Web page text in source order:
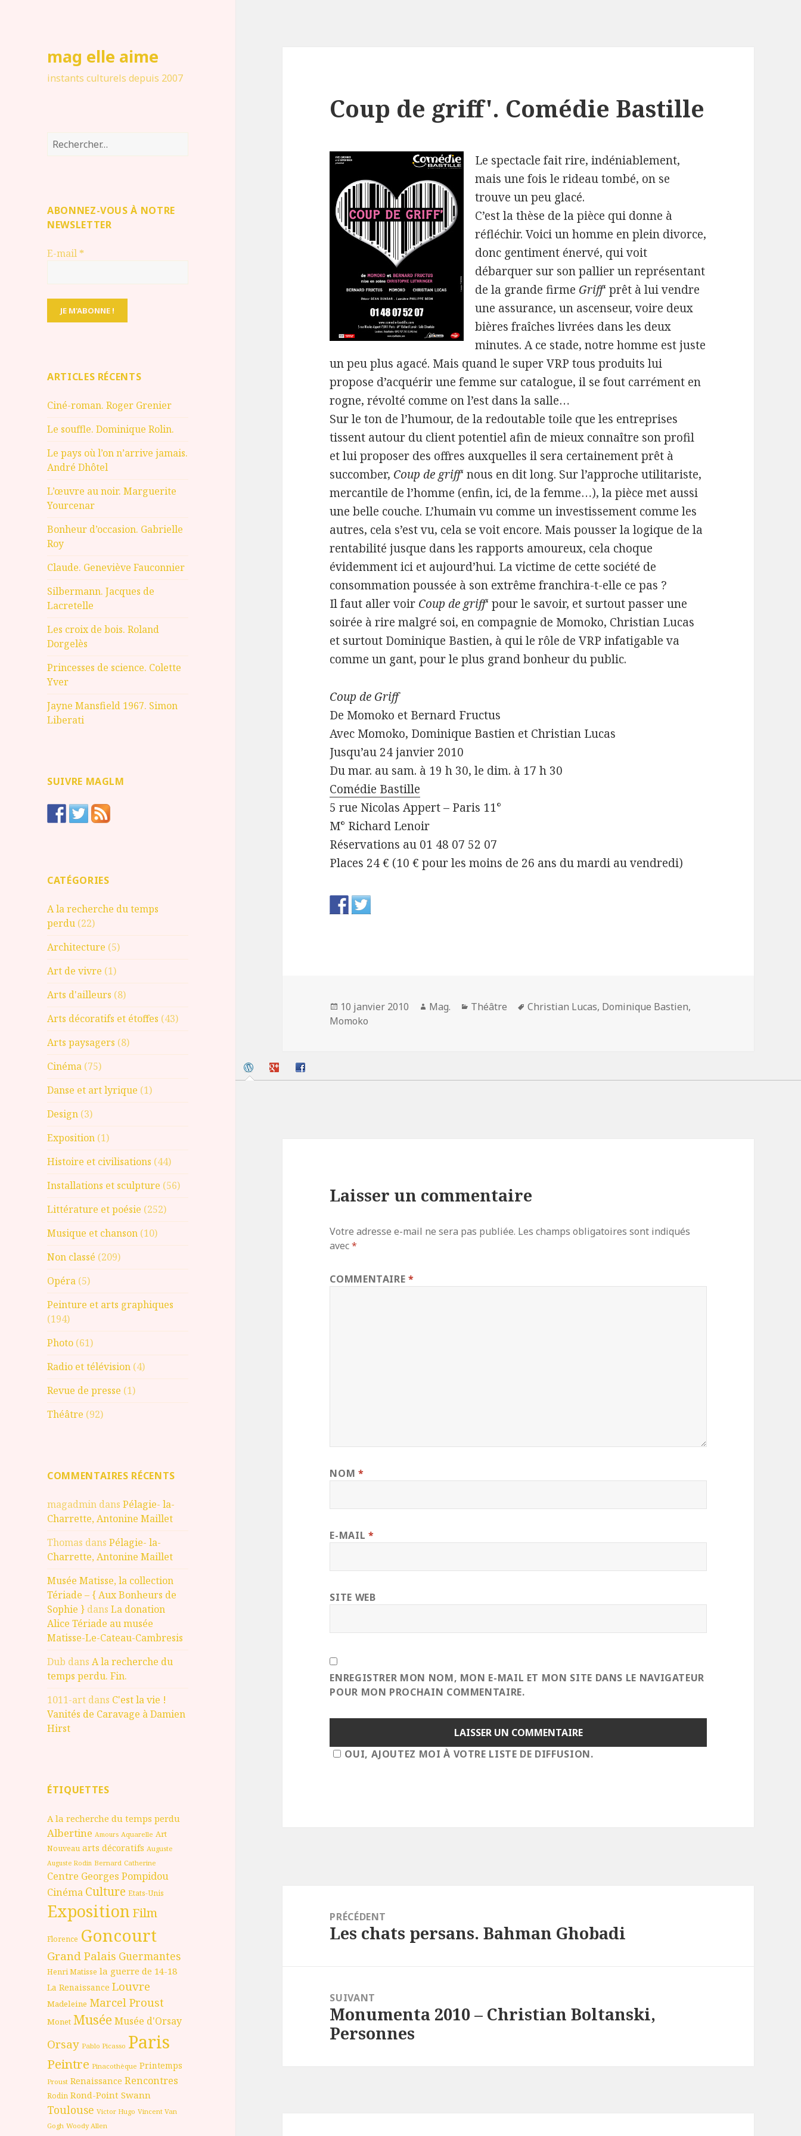
mag elle aime
instants culturels depuis 2007
Rechercher :
ABONNEZ-VOUS À NOTRE
NEWSLETTER
E-mail *
ARTICLES RÉCENTS
Ciné-roman. Roger Grenier
Le souffle. Dominique Rolin.
Le pays où l’on n’arrive jamais.
André Dhôtel
L’œuvre au noir. Marguerite
Yourcenar
Bonheur d’occasion. Gabrielle
Roy
Claude. Geneviève Fauconnier
Silbermann. Jacques de
Lacretelle
Les croix de bois. Roland
Dorgelès
Princesses de science. Colette
Yver
Jayne Mansfield 1967. Simon
Liberati
SUIVRE MAGLM
CATÉGORIES
A la recherche du temps
perdu (22)
Architecture (5)
Art de vivre (1)
Arts d'ailleurs (8)
Arts décoratifs et étoffes (43)
Arts paysagers (8)
Cinéma (75)
Danse et art lyrique (1)
Design (3)
Exposition (1)
Histoire et civilisations (44)
Installations et sculpture (56)
Littérature et poésie (252)
Musique et chanson (10)
Non classé (209)
Opéra (5)
Peinture et arts graphiques
(194)
Photo (61)
Radio et télévision (4)
Revue de presse (1)
Théâtre (92)
COMMENTAIRES RÉCENTS
magadmin dansPélagie- la-
Charrette, Antonine Maillet
Thomas dansPélagie- la-
Charrette, Antonine Maillet
Musée Matisse, la collection
Tériade – { Aux Bonheurs de
Sophie } dansLa donation
Alice Tériade au musée
Matisse-Le-Cateau-Cambresis
Dub dansA la recherche du
temps perdu. Fin.
1011-art dans C'est la vie !
Vanités de Caravage à Damien
Hirst
ÉTIQUETTES
A la recherche du temps perdu
Albertine Amours Aquarelle Art
Nouveau arts décoratifs Auguste
Auguste Rodin Bernard Catherine
Centre Georges Pompidou
Cinéma Culture Etats-Unis
ExpositionFilm
Florence Goncourt
Grand Palais Guermantes
Henri Matisse la guerre de 14-18
La Renaissance Louvre
Madeleine Marcel Proust
Monet Musée Musée d'Orsay
Orsay Pablo Picasso Paris
Peintre Pinacothèque Printemps
Proust Renaissance Rencontres
Rodin Rond-Point Swann
Toulouse Victor Hugo Vincent Van
Gogh Woody Allen
Coup de griff'. Comédie Bastille
Le spectacle fait rire, indéniablement,
mais une fois le rideau tombé, on se
trouve un peu glacé.
C’est la thèse de la pièce qui donne à
réfléchir. Voici un homme en plein divorce,
donc gentiment énervé, qui voit
débarquer sur son pallier un représentant
de la grande firme Griff‘ prêt à lui vendre
une assurance, un ascenseur, voire deux
bières fraîches livrées dans les deux
minutes. A ce stade, notre homme est juste
un peu plus agacé. Mais quand le super VRP tous produits lui
propose d’acquérir une femme sur catalogue, il se fout carrément en
rogne, révolté comme on l’est dans la salle…
Sur le ton de l’humour, de la redoutable toile que les entreprises
tissent autour du client potentiel afin de mieux connaître son profil
et lui proposer des offres auxquelles il sera certainement prêt à
succomber, Coup de griff‘ nous en dit long. Sur l’approche utilitariste,
mercantile de l’homme (enfin, ici, de la femme…), la pièce met aussi
une belle couche. L’humain vu comme un investissement comme les
autres, cela s’est vu, cela se voit encore. Mais pousser la logique de la
rentabilité jusque dans les rapports amoureux, cela choque
évidemment ici et aujourd’hui. La victime de cette société de
consommation poussée à son extrême franchira-t-elle ce pas ?
Il faut aller voir Coup de griff‘ pour le savoir, et surtout passer une
soirée à rire malgré soi, en compagnie de Momoko, Christian Lucas
et surtout Dominique Bastien, à qui le rôle de VRP infatigable va
comme un gant, pour le plus grand bonheur du public.
Coup de Griff
De Momoko et Bernard Fructus
Avec Momoko, Dominique Bastien et Christian Lucas
Jusqu’au 24 janvier 2010
Du mar. au sam. à 19 h 30, le dim. à 17 h 30
Comédie Bastille
5 rue Nicolas Appert – Paris 11°
M° Richard Lenoir
Réservations au 01 48 07 52 07
Places 24 € (10 € pour les moins de 26 ans du mardi au vendredi)
Publié
le
10 janvier 2010 Auteur
Mag. Catégories
Théâtre
Mots-
Christian Lucas, Dominique Bastien,
Momoko
Laisser un commentaire
Votre adresse e-mail ne sera pas publiée. Les champs obligatoires sont indiqués
avec*
COMMENTAIRE*
NOM *
E-MAIL *
SITE WEB
ENREGISTRER MON NOM, MON E-MAIL ET MON SITE DANS LE NAVIGATEUR
POUR MON PROCHAIN COMMENTAIRE.
OUI, AJOUTEZ MOI À VOTRE LISTE DE DIFFUSION.
l’article
PRÉCÉDENT
Article
Les chats persans. Bahman Ghobadi
SUIVANT
Article
suivant :
Monumenta 2010 – Christian Boltanski,
Personnes